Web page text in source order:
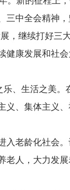
三中全会精神
，继续打好三
健康发展和社
、生活之美。
、集体主义、
老龄化社会
老人，大力发